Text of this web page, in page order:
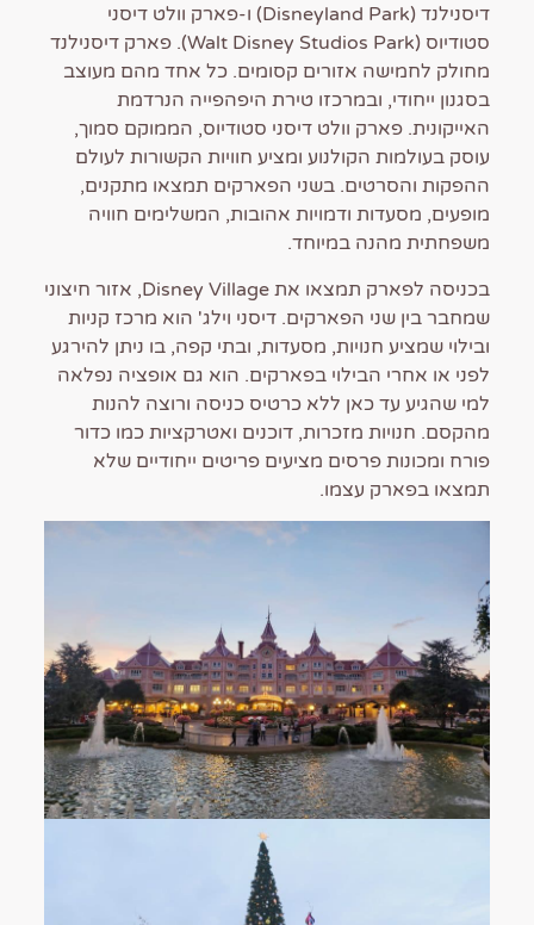
דיסנילנד (Disneyland Park) ו-פארק וולט דיסני
סטודיוס (Walt Disney Studios Park). פארק דיסנילנד
מחולק לחמישה אזורים קסומים. כל אחד מהם מעוצב
בסגנון ייחודי, ובמרכזו טירת היפהפייה הנרדמת
האייקונית. פארק וולט דיסני סטודיוס, הממוקם סמוך,
עוסק בעולמות הקולנוע ומציע חוויות הקשורות לעולם
ההפקות והסרטים. בשני הפארקים תמצאו מתקנים,
מופעים, מסעדות ודמויות אהובות, המשלימים חוויה
משפחתית מהנה במיוחד.
בכניסה לפארק תמצאו את Disney Village, אזור חיצוני
שמחבר בין שני הפארקים. דיסני וילג' הוא מרכז קניות
ובילוי שמציע חנויות, מסעדות, ובתי קפה, בו ניתן להירגע
לפני או אחרי הבילוי בפארקים. הוא גם אופציה נפלאה
למי שהגיע עד כאן ללא כרטיס כניסה ורוצה להנות
מהקסם. חנויות מזכרות, דוכנים ואטרקציות כמו כדור
פורח ומכונות פרסים מציעים פריטים ייחודיים שלא
תמצאו בפארק עצמו.